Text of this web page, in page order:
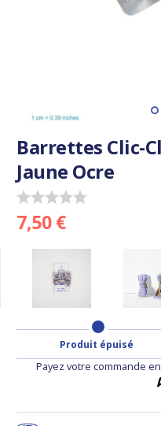
Barrettes Clic-
Jaune Ocre
7,50 €
Produit épuisé
Payez votre commande